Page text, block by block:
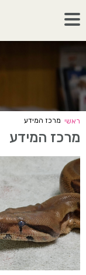
ראשי מרכז המידע
מרכז המידע